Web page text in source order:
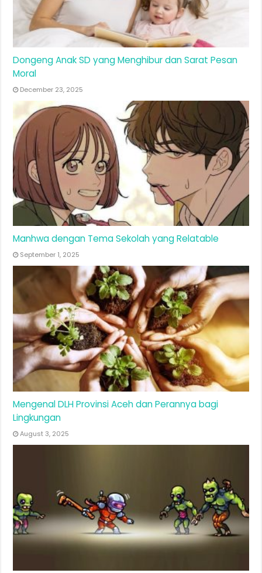
Dongeng Anak SD yang Menghibur dan Sarat Pesan
Moral
December 23, 2025
Manhwa dengan Tema Sekolah yang Relatable
September 1, 2025
Mengenal DLH Provinsi Aceh dan Perannya bagi
Lingkungan
August 3, 2025